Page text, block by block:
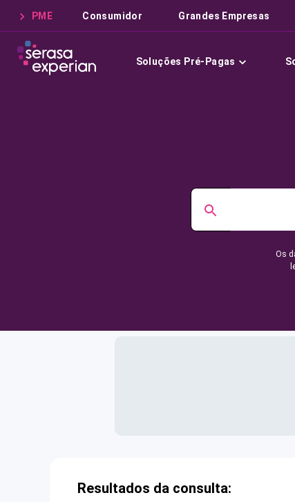
PME Consumidor Grandes Empresas
Soluções Pré-Pagas
Os
Resultados da consulta: